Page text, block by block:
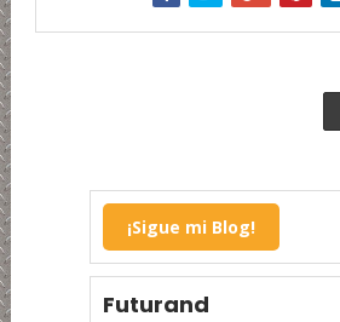
¡Sigue mi Blog!
Futurand